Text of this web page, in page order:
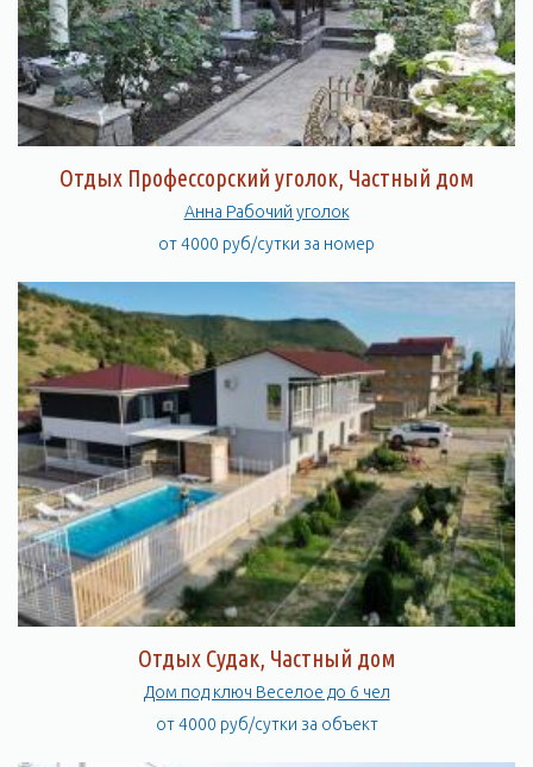
Отдых Профессорский уголок, Частный дом
Анна Рабочий уголок
от 4000 руб/сутки за номер
Отдых Судак, Частный дом
Дом под ключ Веселое до 6 чел
от 4000 руб/сутки за объект